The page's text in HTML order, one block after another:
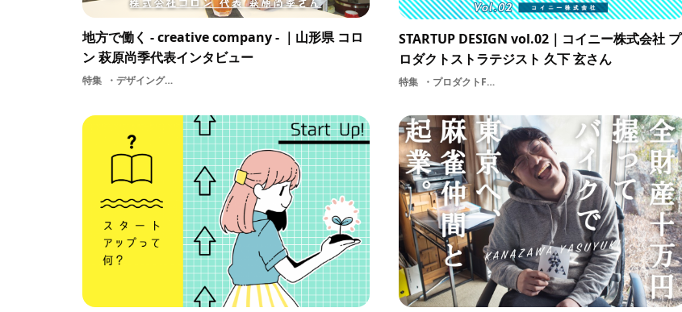
地方で働く - creative company - ｜山形県 コロ
ン 萩原尚季代表インタビュー
特集 デザイングラフィックデザインワークスタイル地方地方の仕事山形県起業株式会社コロン
STARTUP DESIGN vol.02｜コイニー株式会社 プ
ロダクトストラテジスト 久下 玄さん
特集 プロダクトFABグラフィックデザイン起業コイニー株式会社